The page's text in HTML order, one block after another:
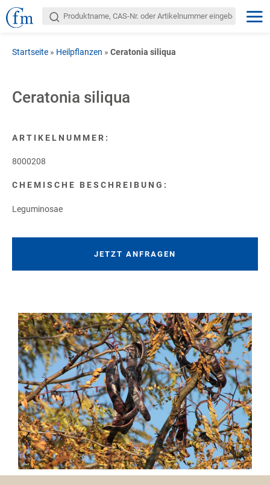
Startseite » Heilpflanzen » Ceratonia siliqua
Ceratonia siliqua
ARTIKELNUMMER:
8000208
CHEMISCHE BESCHREIBUNG:
Leguminosae
JETZT ANFRAGEN